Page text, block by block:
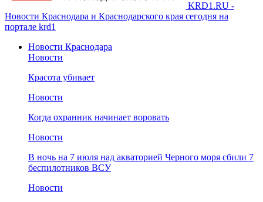
KRD1.RU -
Новости Краснодара и Краснодарского края сегодня на
портале krd1
Новости Краснодара
Новости
Красота убивает
Новости
Когда охранник начинает воровать
Новости
В ночь на 7 июля над акваторией Черного моря сбили 7
беспилотников ВСУ
Новости